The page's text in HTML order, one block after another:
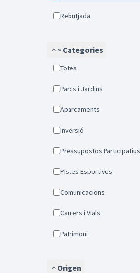
Rebutjada
~ Categories
Totes
Parcs i Jardins
Aparcaments
Inversió
Pressupostos Participatius
Pistes Esportives
Comunicacions
Carrers i Vials
Patrimoni
Origen